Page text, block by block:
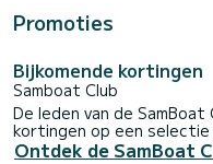
Promoties
Bijkomende kortingen
Samboat Club
De leden van de
kortingen op een selectie
Ontdek de SamBoat